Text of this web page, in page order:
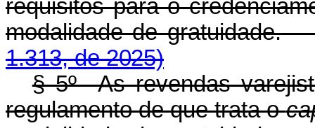
requisitos para o
modalidade de gratuidade.
1.313, de 2025)
§ 5º As revendas
regulamento de que trata o